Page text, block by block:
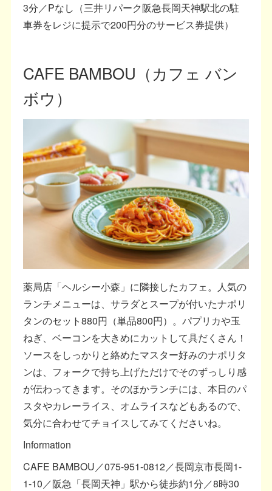
3分／Pなし（三井リパーク阪急長岡天神駅北の駐
車券をレジに提示で200円分のサービス券提供）
CAFE BAMBOU（カフェ バン
ボウ）
薬局店「ヘルシー小森」に隣接したカフェ。人気の
ランチメニューは、サラダとスープが付いたナポリ
タンのセット880円（単品800円）。パプリカや玉
ねぎ、ベーコンを大きめにカットして具だくさん！
ソースをしっかりと絡めたマスター好みのナポリタ
ンは、フォークで持ち上げただけでそのずっしり感
が伝わってきます。そのほかランチには、本日のパ
スタやカレーライス、オムライスなどもあるので、
気分に合わせてチョイスしてみてくださいね。
Information
CAFE BAMBOU／075-951-0812／長岡京市長岡1-
1-10／阪急「長岡天神」駅から徒歩約1分／8時30